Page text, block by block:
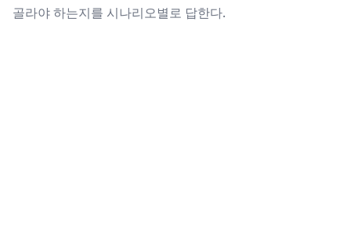
골라야 하는지를 시나리오별로 답한다.